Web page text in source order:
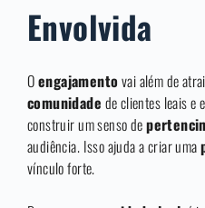
Envolvida
Oengajamentovai além de
comunidade de clientes leais e
construir um senso de
audiência. Isso ajuda a criar uma
vínculo forte.